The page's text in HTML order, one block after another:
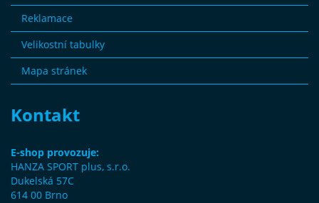
Reklamace
Velikostní tabulky
Mapa stránek
Kontakt
E-shop provozuje:
HANZA SPORT plus, s.r.o.
Dukelská 57C
614 00 Brno